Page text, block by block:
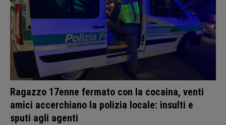
Ragazzo 17enne fermato con la cocaina, venti
amici accerchiano la polizia locale: insulti e
sputi agli agenti